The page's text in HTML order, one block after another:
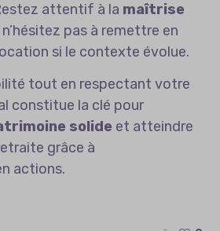
attentif à la maîtrise
pas à remettre en
si le contexte évolue.
tout en respectant votre
constitue la clé pour
solide et atteindre
grâce à
actions.